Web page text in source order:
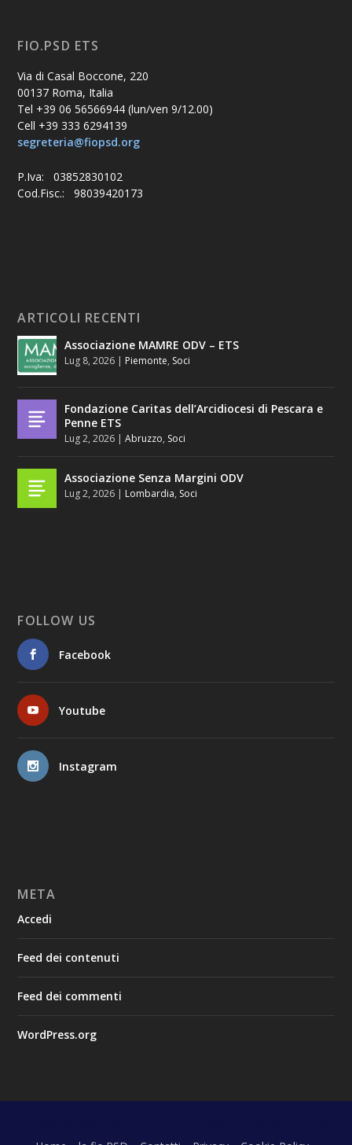
FIO.PSD ETS
Via di Casal Boccone, 220
00137 Roma, Italia
Tel +39 06 56566944 (lun/ven 9/12.00)
Cell +39 333 6294139
segreteria@fiopsd.org
P.Iva: 03852830102
Cod.Fisc.: 98039420173
ARTICOLI RECENTI
Associazione MAMRE ODV – ETS
Lug 8, 2026 | Piemonte, Soci
Fondazione Caritas dell’Arcidiocesi di Pescara e
Penne ETS
Lug 2, 2026 |Abruzzo, Soci
Associazione Senza Margini ODV
Lug 2, 2026 | Lombardia, Soci
FOLLOW US
Facebook
Youtube
Instagram
META
Accedi
Feed dei contenuti
Feed dei commenti
WordPress.org